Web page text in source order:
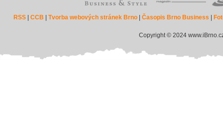
RSS |CCB |Tvorba webových stránek Brno |Časopis Brno Business
Copyright © 2024